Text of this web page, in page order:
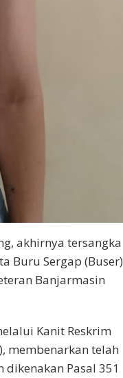
akhirnya tersangka
Buru Sergap (Buser)
Banjarmasin
Kanit Reskrim
membenarkan telah
Pasal 351